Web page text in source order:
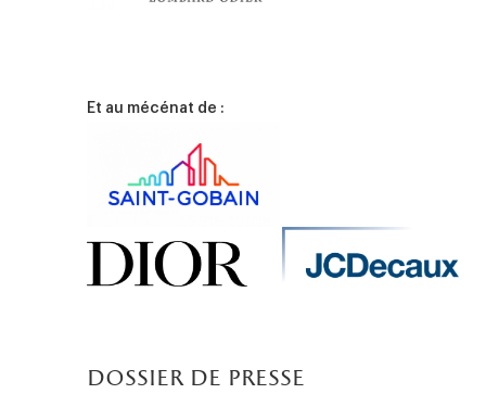
Et au mécénat de :
dossier de presse